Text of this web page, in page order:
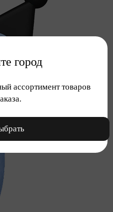
город
ассортимент товаров